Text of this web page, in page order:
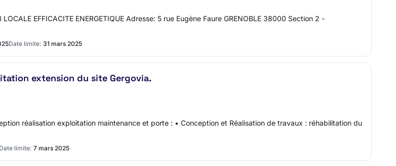
EFFICACITE ENERGETIQUE Adresse: 5 rue Eugène Faure GRENOBLE 38000 Section 2 -
Date limite: 31 mars 2025
extension du site Gergovia.
réalisation exploitation maintenance et porte : • Conception et Réalisation de travaux : réhabilitation du
Date limite: 7 mars 2025